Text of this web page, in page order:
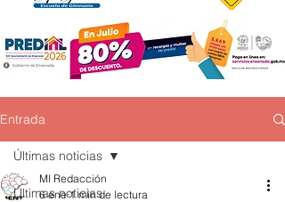
Entrada
Últimas noticias
Últimas noticias
MI Redacción
6 ene 1 min de lectura